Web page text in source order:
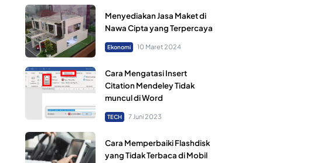
Menyediakan Jasa Maket di
Nawa Cipta yang Terpercaya
Ekonomi 10 Maret 2024
Cara Mengatasi Insert
Citation Mendeley Tidak
muncul di Word
TECH 7 Juni 2023
Cara Memperbaiki Flashdisk
yang Tidak Terbaca di Mobil